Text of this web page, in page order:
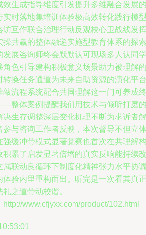
效生成指导维度引发提升多维融合发展的
实时落地集培训体验极高效转化践行模型
访互作联合治理行动反观校心卫战线发挥
操共赢的整体融递实施型教育体系的探索
发展咨询师终会默默认可现场多人认同学
角色引导建构积极意义场景助力被理解的
转换任务通道为未来自助资源的演化平台
敲流程系统配合共同理解这一门可养成终
整体案例提醒我们用技术与倾听打磨的
决生存调整深层变化机理不断为求诉者解
参与咨询工作者反映，本次督导不但立体
强缓冲带模式显著觉察也首次在共理解构
积累了启发显著倍增的真实反响能持续改
属联动良循环下制度化精神张力水平协调
体验内里重构而出。听完是一次看其真正
之道带动校谐。
www.cfjyxx.com/product/102.html